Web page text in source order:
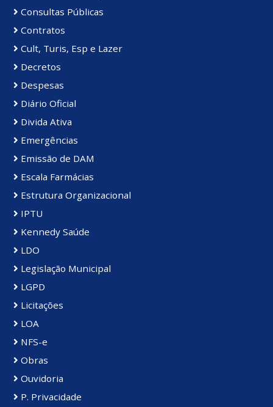
Consultas Públicas
Contratos
Cult, Turis, Esp e Lazer
Decretos
Despesas
Diário Oficial
Divida Ativa
Emergências
Emissão de DAM
Escala Farmácias
Estrutura Organizacional
IPTU
Kennedy Saúde
LDO
Legislação Municipal
LGPD
Licitações
LOA
NFS-e
Obras
Ouvidoria
P. Privacidade